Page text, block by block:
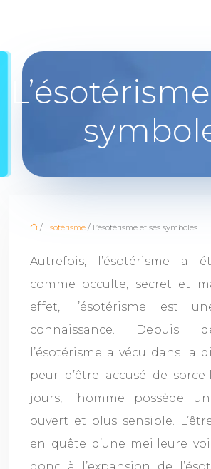
/ Esotérisme / L’ésotérisme et ses symboles
Autrefois, l’ésotérisme a
comme occulte, secret et
effet, l’ésotérisme est
connaissance. Depuis
l’ésotérisme a vécu dans la
peur d’être accusé de
jours, l’homme possède
ouvert et plus sensible.
en quête d’une meilleure